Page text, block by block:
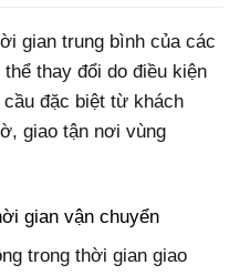
gian trung bình của các
thay đổi do điều kiện
đặc biệt từ khách
giao tận nơi vùng
gian vận chuyển
trong thời gian giao